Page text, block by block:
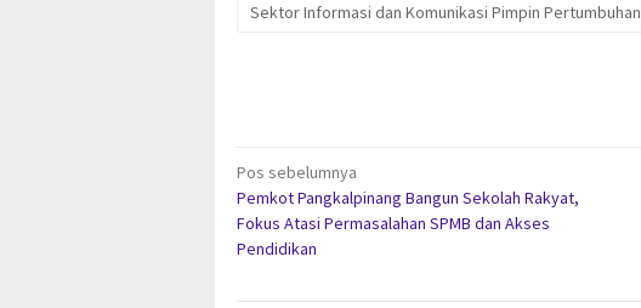
Sektor Informasi dan Komunikasi Pimpin Pertumbuhan
Navigasi
pos
Pos sebelumnya
Pemkot Pangkalpinang Bangun Sekolah Rakyat,
Fokus Atasi Permasalahan SPMB dan Akses
Pendidikan